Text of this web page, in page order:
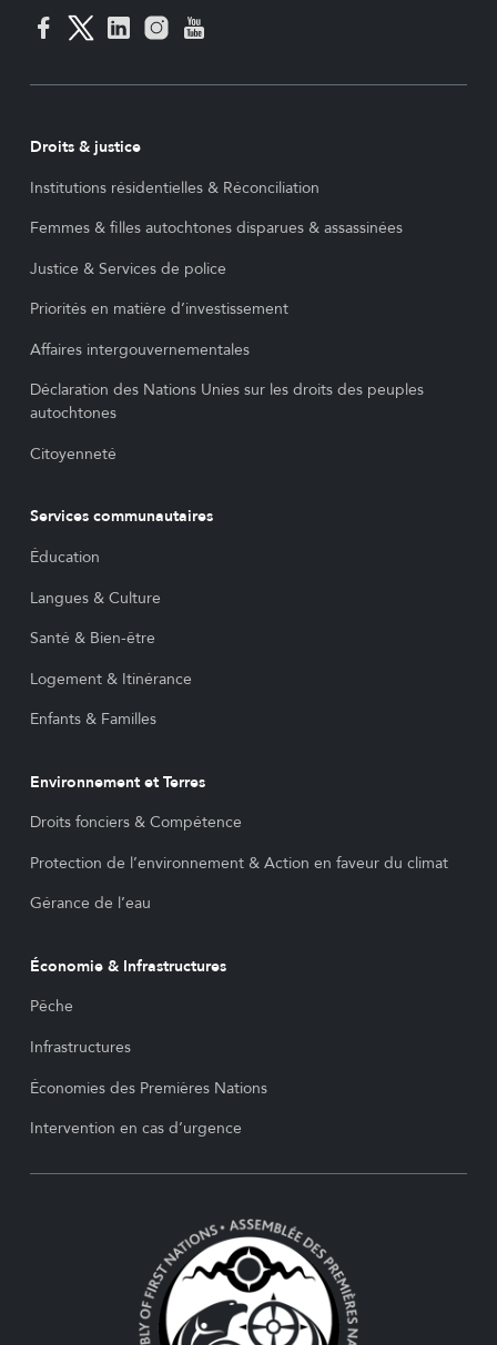
Droits & justice
Institutions résidentielles & Réconciliation
Femmes & filles autochtones disparues & assassinées
Justice & Services de police
Priorités en matière d’investissement
Affaires intergouvernementales
Déclaration des Nations Unies sur les droits des peuples
autochtones
Citoyenneté
Services communautaires
Éducation
Langues & Culture
Santé & Bien-être
Logement & Itinérance
Enfants & Familles
Environnement et Terres
Droits fonciers & Compétence
Protection de l’environnement & Action en faveur du climat
Gérance de l’eau
Économie & Infrastructures
Pêche
Infrastructures
Économies des Premières Nations
Intervention en cas d’urgence